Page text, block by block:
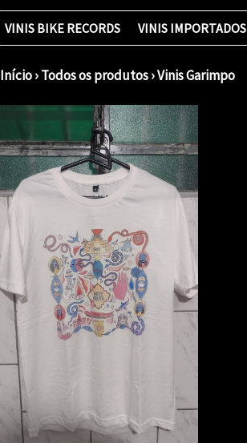
VINIS BIKE RECORDS VINIS IMPORTADOS
Início›Todos os produtos›Vinis Garimpo